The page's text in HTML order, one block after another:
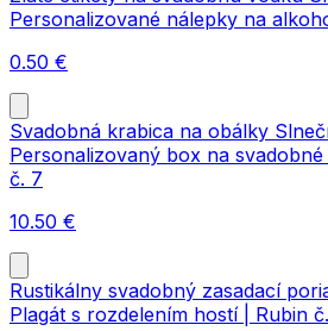
Personalizované nálepky na
0.50 €
Svadobná krabica na obálky
Personalizovaný box na
č. 7
10.50 €
Rustikálny svadobný zasadací
Plagát s rozdelením hostí | Rubin